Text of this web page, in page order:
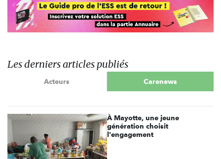
Les derniers articles publiés
Acteurs Carenews
À Mayotte, une jeune
génération choisit
l'engagement